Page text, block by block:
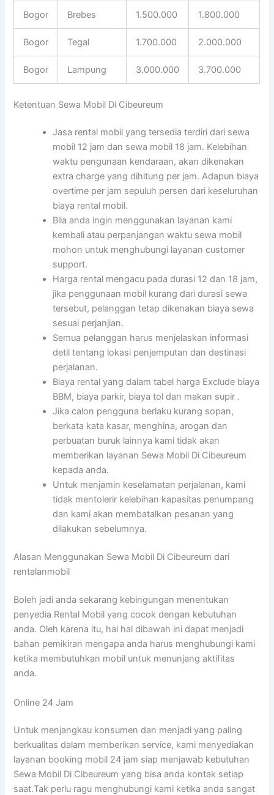
Bogor Brebes 1.500.000 1.800.000
Bogor Tegal 1.700.000 2.000.000
Bogor Lampung 3.000.000 3.700.000
Ketentuan Sewa Mobil Di Cibeureum
Jasa rental mobil yang tersedia terdiri dari sewa
mobil 12 jam dan sewa mobil 18 jam. Kelebihan
waktu pengunaan kendaraan, akan dikenakan
extra charge yang dihitung per jam. Adapun biaya
overtime per jam sepuluh persen dari keseluruhan
biaya rental mobil.
Bila anda ingin menggunakan layanan kami
kembali atau perpanjangan waktu sewa mobil
mohon untuk menghubungi layanan customer
support.
Harga rental mengacu pada durasi 12 dan 18 jam,
jika penggunaan mobil kurang dari durasi sewa
tersebut, pelanggan tetap dikenakan biaya sewa
sesuai perjanjian.
Semua pelanggan harus menjelaskan informasi
detil tentang lokasi penjemputan dan destinasi
perjalanan.
Biaya rental yang dalam tabel harga Exclude biaya
BBM, biaya parkir, biaya tol dan makan supir .
Jika calon pengguna berlaku kurang sopan,
berkata kata kasar, menghina, arogan dan
perbuatan buruk lainnya kami tidak akan
memberikan layanan Sewa Mobil Di Cibeureum
kepada anda.
Untuk menjamin keselamatan perjalanan, kami
tidak mentolerir kelebihan kapasitas penumpang
dan kami akan membatalkan pesanan yang
dilakukan sebelumnya.
Alasan Menggunakan Sewa Mobil Di Cibeureum dari
rentalanmobil
Boleh jadi anda sekarang kebingungan menentukan
penyedia Rental Mobil yang cocok dengan kebutuhan
anda. Oleh karena itu, hal hal dibawah ini dapat menjadi
bahan pemikiran mengapa anda harus menghubungi kami
ketika membutuhkan mobil untuk menunjang aktifitas
anda.
Online 24 Jam
Untuk menjangkau konsumen dan menjadi yang paling
berkualitas dalam memberikan service, kami menyediakan
layanan booking mobil 24 jam siap menjawab kebutuhan
Sewa Mobil Di Cibeureum yang bisa anda kontak setiap
saat.Tak perlu ragu menghubungi kami ketika anda sangat